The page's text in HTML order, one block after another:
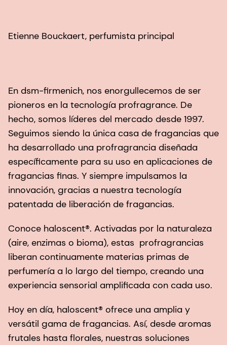
Etienne Bouckaert, perfumista principal
En dsm-firmenich, nos enorgullecemos de ser
pioneros en la tecnología profragrance. De
hecho, somos líderes del mercado desde 1997.
Seguimos siendo la única casa de fragancias que
ha desarrollado una profragrancia diseñada
específicamente para su uso en aplicaciones de
fragancias finas. Y siempre impulsamos la
innovación, gracias a nuestra tecnología
patentada de liberación de fragancias.
Conoce haloscent®. Activadas por la naturaleza
(aire, enzimas o bioma), estas profragrancias
liberan continuamente materias primas de
perfumería a lo largo del tiempo, creando una
experiencia sensorial amplificada con cada uso.
Hoy en día, haloscent® ofrece una amplia y
versátil gama de fragancias. Así, desde aromas
frutales hasta florales, nuestras soluciones